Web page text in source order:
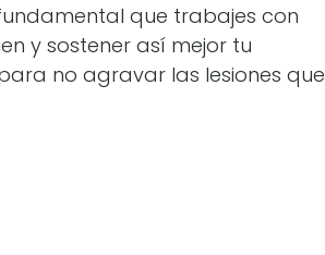
que trabajes con
y sostener así mejor tu
no agravar las lesiones que